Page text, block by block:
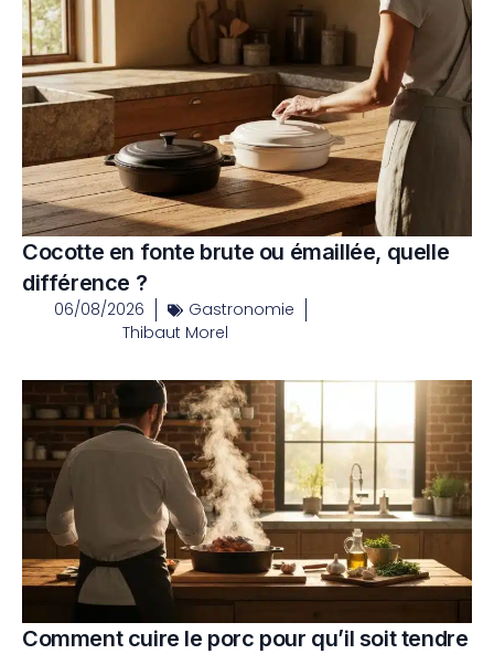
Cocotte en fonte brute ou émaillée, quelle
différence ?
06/08/2026
Gastronomie
Thibaut Morel
Comment cuire le porc pour qu’il soit tendre